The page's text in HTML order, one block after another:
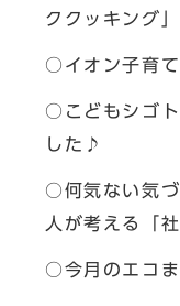
ククッキング」
○イオン子育
○こどもシゴト
した♪
○何気ない気
人が考える「
○今月のエコま